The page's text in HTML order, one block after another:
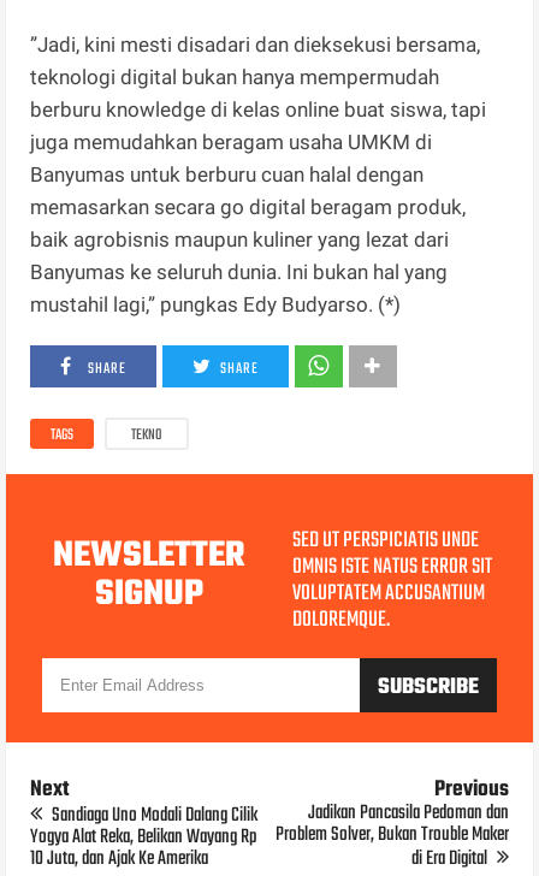
”Jadi, kini mesti disadari dan dieksekusi bersama,
teknologi digital bukan hanya mempermudah
berburu knowledge di kelas online buat siswa, tapi
juga memudahkan beragam usaha UMKM di
Banyumas untuk berburu cuan halal dengan
memasarkan secara go digital beragam produk,
baik agrobisnis maupun kuliner yang lezat dari
Banyumas ke seluruh dunia. Ini bukan hal yang
mustahil lagi,” pungkas Edy Budyarso. (*)
SHARE SHARE
TAGS TEKNO
NEWSLETTER
SIGNUP
SED UT PERSPICIATIS UNDE
OMNIS ISTE NATUS ERROR SIT
VOLUPTATEM ACCUSANTIUM
DOLOREMQUE.
Next
Sandiaga Uno Modali Dalang Cilik
Yogya Alat Reka, Belikan Wayang Rp
10 Juta, dan Ajak Ke Amerika
Previous
Jadikan Pancasila Pedoman dan
Problem Solver, Bukan Trouble Maker
di Era Digital